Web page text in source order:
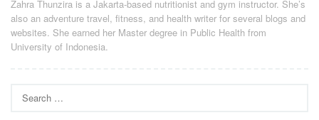
Zahra Thunzira is a Jakarta-based nutritionist and gym instructor. She’s
also an adventure travel, fitness, and health writer for several blogs and
websites. She earned her Master degree in Public Health from
University of Indonesia.
for: